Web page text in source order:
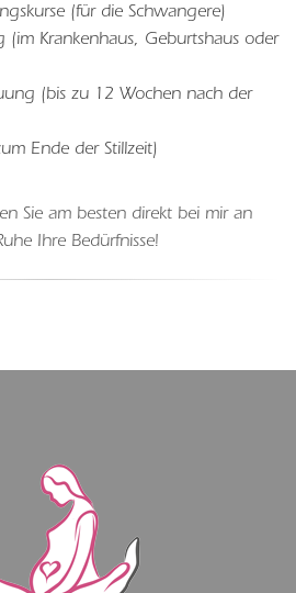
(für die Schwangere)
(im Krankenhaus, Geburtshaus oder
(bis zu 12 Wochen nach der
Ende der Stillzeit)
Sie am besten direkt bei mir an
Ihre Bedürfnisse!